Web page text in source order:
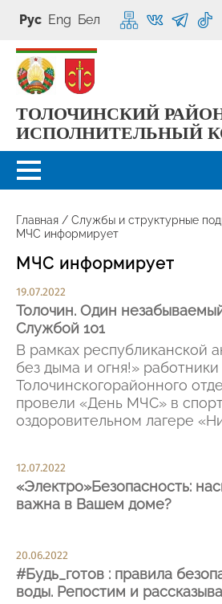
Рус Eng Бел
ТОЛОЧИНСКИЙ
ИСПОЛНИТЕЛЬНЫЙ
Главная / Службы и структурные
МЧС информирует
МЧС информирует
19.07.2022
Толочин. Один
Службой 101
В рамках республиканской
без дыма и огня!» работники
Толочинскогорайонного
провели «День МЧС» в
оздоровительном лагере
12.07.2022
«Электро»Безопасность:
важна в Вашем доме?
20.06.2022
#Будь_готов : правила
воды. Репостим и